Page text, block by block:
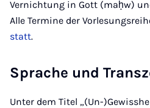
Vernichtung in Gott (maḥw)
Alle Termine der
statt.
Sprache und
Unter dem Titel „(Un-